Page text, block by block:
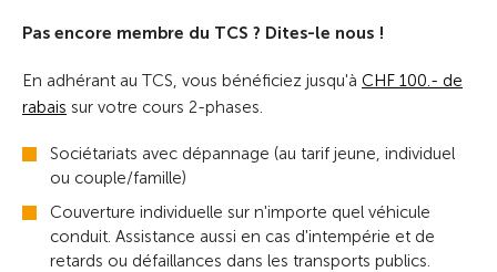
Pas encore membre du TCS ? Dites-le nous !
En adhérant au TCS, vous bénéficiez jusqu'à CHF 100.- de
rabais sur votre cours 2-phases.
Sociétariats avec dépannage (au tarif jeune, individuel
ou couple/famille)
Couverture individuelle sur n'importe quel véhicule
conduit. Assistance aussi en cas d'intempérie et de
retards ou défaillances dans les transports publics.